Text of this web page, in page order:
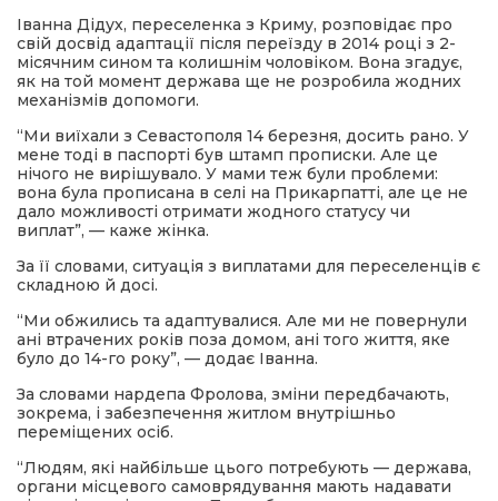
Іванна Дідух, переселенка з Криму, розповідає про
свій досвід адаптації після переїзду в 2014 році з 2-
місячним сином та колишнім чоловіком. Вона згадує,
як на той момент держава ще не розробила жодних
механізмів допомоги.
“Ми виїхали з Севастополя 14 березня, досить рано. У
мене тоді в паспорті був штамп прописки. Але це
нічого не вирішувало. У мами теж були проблеми:
вона була прописана в селі на Прикарпатті, але це не
дало можливості отримати жодного статусу чи
виплат”, — каже жінка.
За її словами, ситуація з виплатами для переселенців є
складною й досі.
“Ми обжились та адаптувалися. Але ми не повернули
ані втрачених років поза домом, ані того життя, яке
було до 14-го року”, — додає Іванна.
За словами нардепа Фролова, зміни передбачають,
зокрема, і забезпечення житлом внутрішньо
переміщених осіб.
“Людям, які найбільше цього потребують — держава,
органи місцевого самоврядування мають надавати